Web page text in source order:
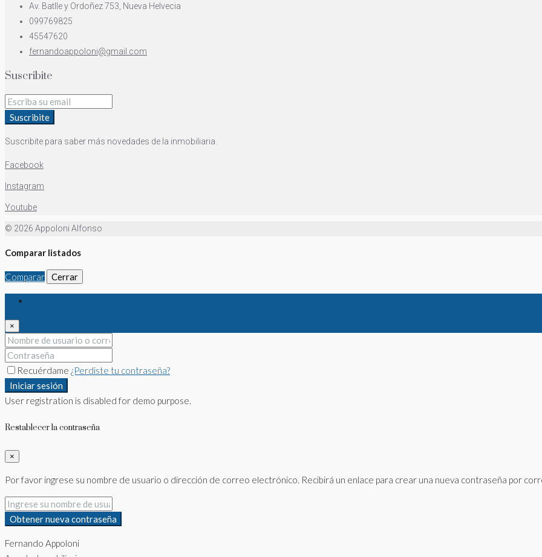
Av. Batlle y Ordoñez 753, Nueva Helvecia
099769825
45547620
fernandoappoloni@gmail.com
Suscribite
Suscribite
Suscribite para saber más novedades de la inmobiliaria.
Facebook
Instagram
Youtube
© 2026 Appoloni Alfonso
Comparar listados
Comparar Cerrar
×
Recuérdame ¿Perdiste tu contraseña?
Iniciar sesión
User registration is disabled for demo purpose.
Restablecer la contraseña
×
Por favor ingrese su nombre de usuario o dirección de correo electrónico. Recibirá un enlace para crear una nueva contraseña por
Obtener nueva contraseña
Fernando Appoloni